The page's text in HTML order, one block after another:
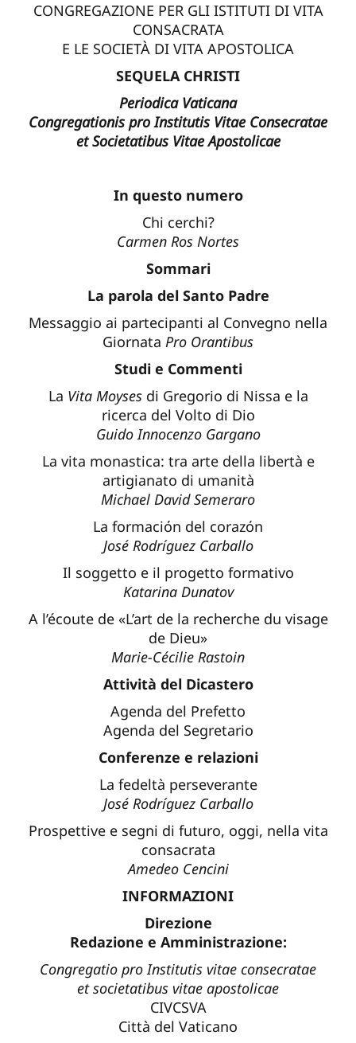
CONGREGAZIONE PER GLI ISTITUTI DI VITA
CONSACRATA
E LE SOCIETÀ DI VITA APOSTOLICA
SEQUELA CHRISTI
Periodica Vaticana
Congregationis pro Institutis Vitae Consecratae
et Societatibus Vitae Apostolicae
In questo numero
Chi cerchi?
Carmen Ros Nortes
Sommari
La parola del Santo Padre
Messaggio ai partecipanti al Convegno nella
Giornata Pro Orantibus
Studi e Commenti
La Vita Moyses di Gregorio di Nissa e la
ricerca del Volto di Dio
Guido Innocenzo Gargano
La vita monastica: tra arte della libertà e
artigianato di umanità
Michael David Semeraro
La formaciόn del corazόn
José Rodríguez Carballo
Il soggetto e il progetto formativo
Katarina Dunatov
A l’écoute de «L’art de la recherche du visage
de Dieu»
Marie-Cécilie Rastoin
Attività del Dicastero
Agenda del Prefetto
Agenda del Segretario
Conferenze e relazioni
La fedeltà perseverante
José Rodríguez Carballo
Prospettive e segni di futuro, oggi, nella vita
consacrata
Amedeo Cencini
INFORMAZIONI
Direzione
Redazione e Amministrazione:
Congregatio pro Institutis vitae consecratae
et societatibus vitae apostolicae
CIVCSVA
Città del Vaticano